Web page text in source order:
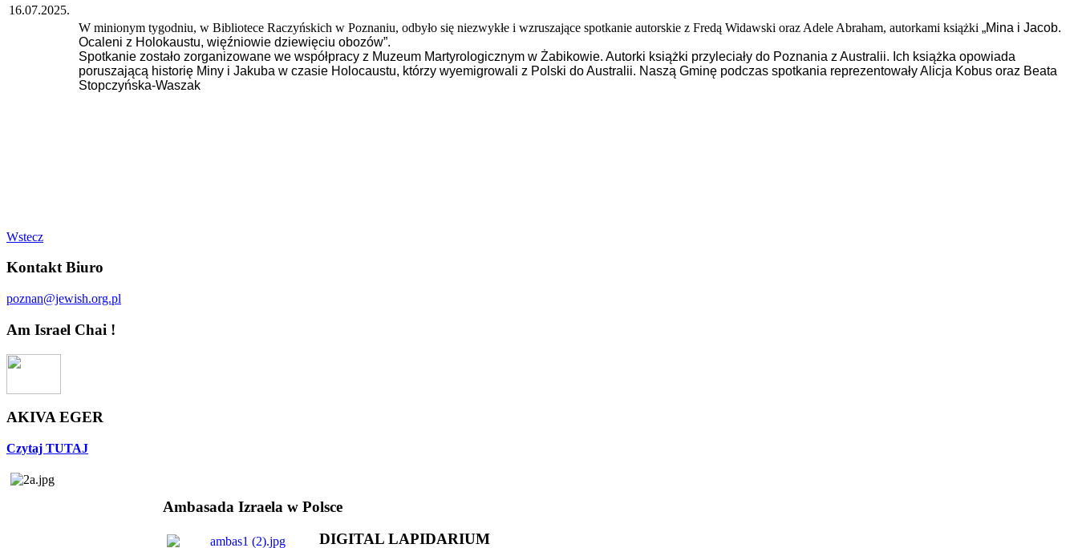
16.07.2025.
W minionym tygodniu, w Bibliotece Raczyńskich w Poznaniu, odbyło się niezwykłe i wzruszające spotkanie autorskie z Fredą Widawski oraz Adele Abraham, autorkami książki „Mina i Jacob.
Ocaleni z Holokaustu, więźniowie dziewięciu obozów”.
Spotkanie zostało zorganizowane we współpracy z Muzeum Martyrologicznym w Żabikowie. Autorki książki przyleciały do Poznania z Australii. Ich książka opowiada
poruszającą historię Miny i Jakuba w czasie Holocaustu, którzy wyemigrowali z Polski do Australii. Naszą Gminę podczas spotkania reprezentowały Alicja Kobus oraz Beata
Stopczyńska-Waszak
Wstecz
Kontakt Biuro
poznan@jewish.org.pl
Am Israel Chai !
AKIVA EGER
Czytaj TUTAJ
Ambasada Izraela w Polsce
DIGITAL LAPIDARIUM